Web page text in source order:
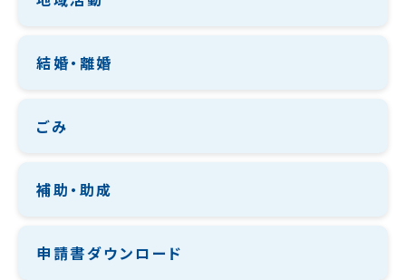
結婚・離婚
ごみ
補助・助成
申請書ダウンロード